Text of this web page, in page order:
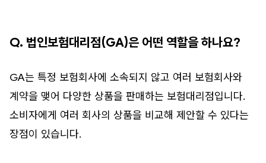
Q. 법인보험대리점(GA)은 어떤 역할을 하나요?
GA는 특정 보험회사에 소속되지 않고 여러 보험회사와
계약을 맺어 다양한 상품을 판매하는 보험대리점입니다.
소비자에게 여러 회사의 상품을 비교해 제안할 수 있다는
장점이 있습니다.